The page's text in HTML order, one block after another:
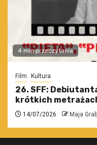
4 min przeczytania
Film Kultura
26. SFF:
krótkich
14/07/2026 Maja